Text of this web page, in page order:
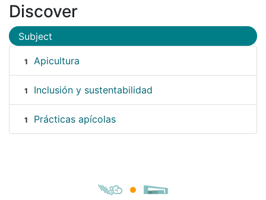
Discover
Subject
1 Apicultura
1 Inclusión y sustentabilidad
1 Prácticas apícolas